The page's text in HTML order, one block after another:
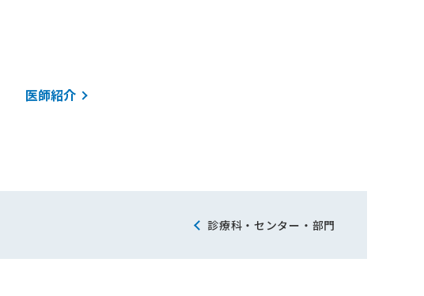
医師紹介
診療科・センター・部門